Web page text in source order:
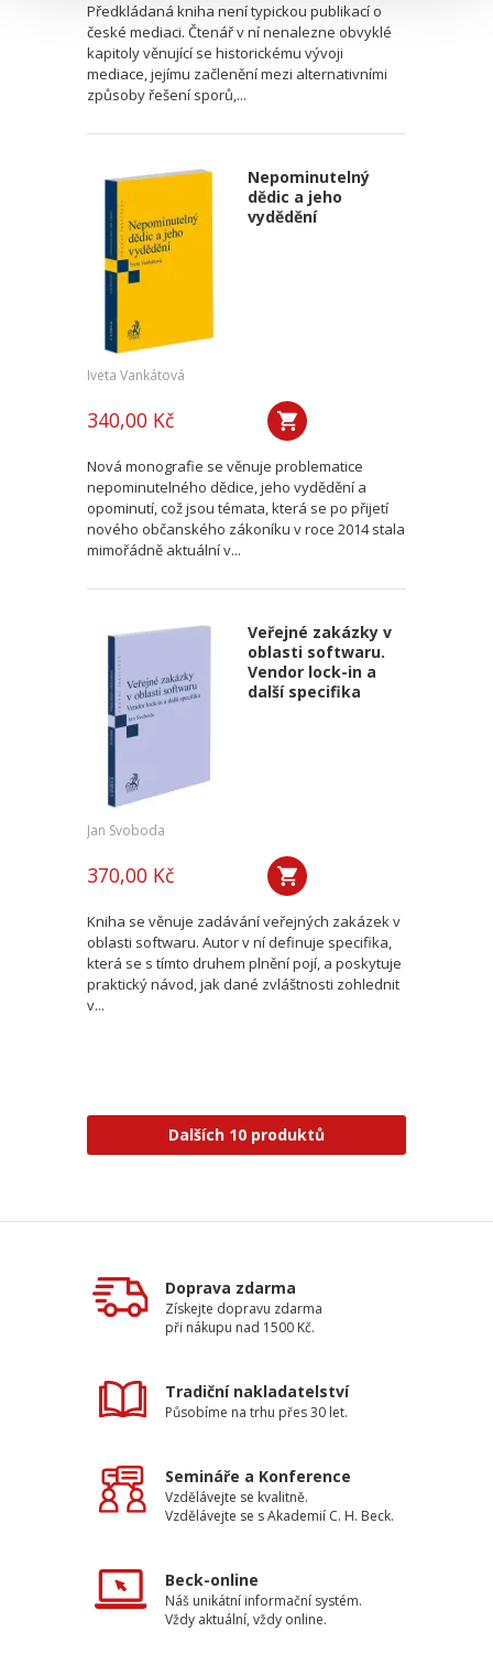
Předkládaná kniha není typickou publikací o
české mediaci. Čtenář v ní nenalezne obvyklé
kapitoly věnující se historickému vývoji
mediace, jejímu začlenění mezi alternativními
způsoby řešení sporů,...
Nepominutelný
dědic a jeho
vydědění
Iveta Vankátová
340,00 Kč
Nová monografie se věnuje problematice
nepominutelného dědice, jeho vydědění a
opominutí, což jsou témata, která se po přijetí
nového občanského zákoníku v roce 2014 stala
mimořádně aktuální v...
Veřejné zakázky v
oblasti softwaru.
Vendor lock-in a
další specifika
Jan Svoboda
370,00 Kč
Kniha se věnuje zadávání veřejných zakázek v
oblasti softwaru. Autor v ní definuje specifika,
která se s tímto druhem plnění pojí, a poskytuje
praktický návod, jak dané zvláštnosti zohlednit
v...
Dalších 10 produktů
Doprava zdarma
Získejte dopravu zdarma
při nákupu nad 1500 Kč.
Tradiční nakladatelství
Působíme na trhu přes 30 let.
Semináře a Konference
Vzdělávejte se kvalitně.
Vzdělávejte se s Akademií C. H. Beck.
Beck-online
Náš unikátní informační systém.
Vždy aktuální, vždy online.